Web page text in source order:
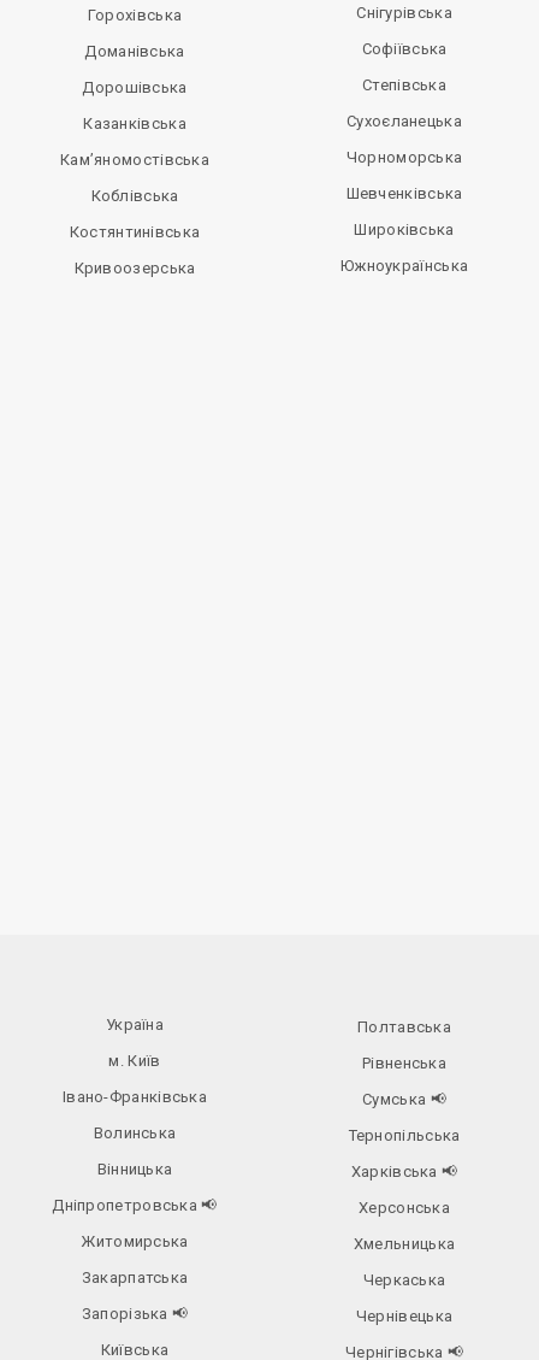
Горохівська
Доманівська
Дорошівська
Казанківська
Кам’яномостівська
Коблівська
Костянтинівська
Кривоозерська
Снігурівська
Софіївська
Степівська
Сухоєланецька
Чорноморська
Шевченківська
Широківська
Южноукраїнська
Україна
м. Київ
Івано-Франківська
Волинська
Вінницька
Дніпропетровська📢
Житомирська
Закарпатська
Запорізька 📢
Київська
Полтавська
Рівненська
Сумська 📢
Тернопільська
Харківська 📢
Херсонська
Хмельницька
Черкаська
Чернівецька
Чернігівська 📢